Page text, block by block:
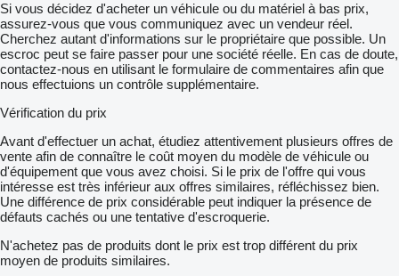
Si vous décidez d'acheter un véhicule ou du matériel à bas prix,
assurez-vous que vous communiquez avec un vendeur réel.
Cherchez autant d'informations sur le propriétaire que possible. Un
escroc peut se faire passer pour une société réelle. En cas de doute,
contactez-nous en utilisant le formulaire de commentaires afin que
nous effectuions un contrôle supplémentaire.
Vérification du prix
Avant d'effectuer un achat, étudiez attentivement plusieurs offres de
vente afin de connaître le coût moyen du modèle de véhicule ou
d'équipement que vous avez choisi. Si le prix de l'offre qui vous
intéresse est très inférieur aux offres similaires, réfléchissez bien.
Une différence de prix considérable peut indiquer la présence de
défauts cachés ou une tentative d'escroquerie.
N'achetez pas de produits dont le prix est trop différent du prix
moyen de produits similaires.